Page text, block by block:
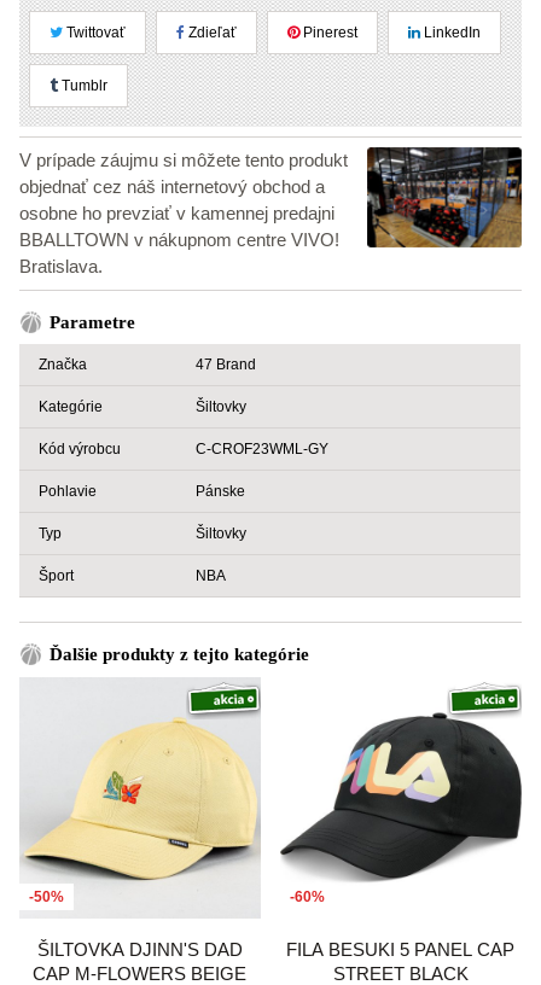
Twittovať Zdieľať Pinerest LinkedIn
Tumblr
V prípade záujmu si môžete tento produkt
objednať cez náš internetový obchod a
osobne ho prevziať v kamennej predajni
BBALLTOWN v nákupnom centre VIVO!
Bratislava.
Parametre
Značka 47 Brand
Kategórie Šiltovky
Kód výrobcu C-CROF23WML-GY
Pohlavie Pánske
Typ Šiltovky
Šport NBA
Ďalšie produkty z tejto kategórie
-50%
ŠILTOVKA DJINN'S DAD
CAP M-FLOWERS BEIGE
-60%
FILA BESUKI 5 PANEL CAP
STREET BLACK